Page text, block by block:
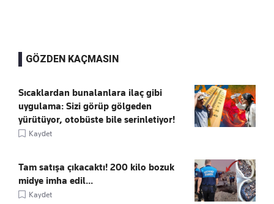
GÖZDEN KAÇMASIN
Sıcaklardan bunalanlara ilaç gibi
uygulama: Sizi görüp gölgeden
yürütüyor, otobüste bile serinletiyor!
Kaydet
Tam satışa çıkacaktı! 200 kilo bozuk
midye imha edil...
Kaydet